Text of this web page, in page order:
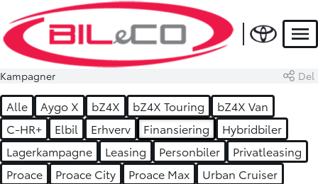
Kampagner Del
Alle Aygo X bZ4X bZ4X Touring
bZ4X Van
C-HR+
Elbil Erhverv Finansiering
Hybridbiler
Lagerkampagne
Leasing Personbiler
Privatleasing
Proace
Proace City Proace Max
Urban Cruiser